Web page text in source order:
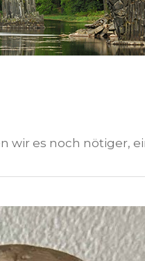
wir es noch nötiger,